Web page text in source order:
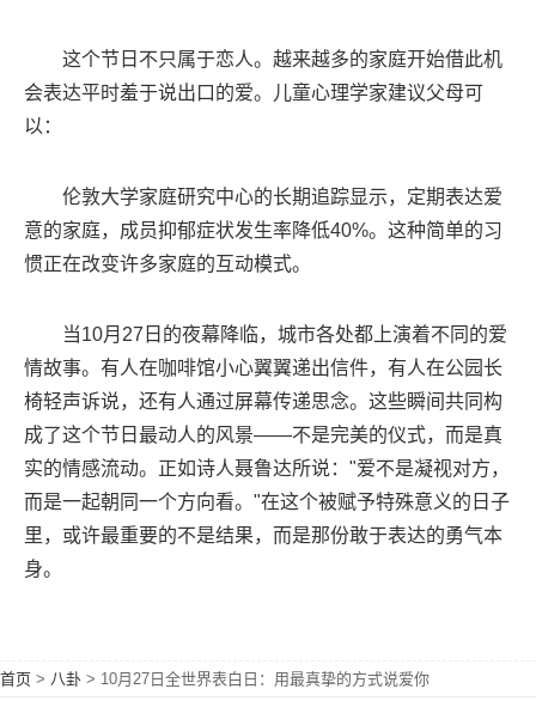
这个节日不只属于恋人。越来越多的家庭开始借此机
会表达平时羞于说出口的爱。儿童心理学家建议父母可
以：
伦敦大学家庭研究中心的长期追踪显示，定期表达爱
意的家庭，成员抑郁症状发生率降低40%。这种简单的习
惯正在改变许多家庭的互动模式。
当10月27日的夜幕降临，城市各处都上演着不同的爱
情故事。有人在咖啡馆小心翼翼递出信件，有人在公园长
椅轻声诉说，还有人通过屏幕传递思念。这些瞬间共同构
成了这个节日最动人的风景——不是完美的仪式，而是真
实的情感流动。正如诗人聂鲁达所说："爱不是凝视对方，
而是一起朝同一个方向看。"在这个被赋予特殊意义的日子
里，或许最重要的不是结果，而是那份敢于表达的勇气本
身。
首页 > 八卦 > 10月27日全世界表白日：用最真挚的方式说爱你